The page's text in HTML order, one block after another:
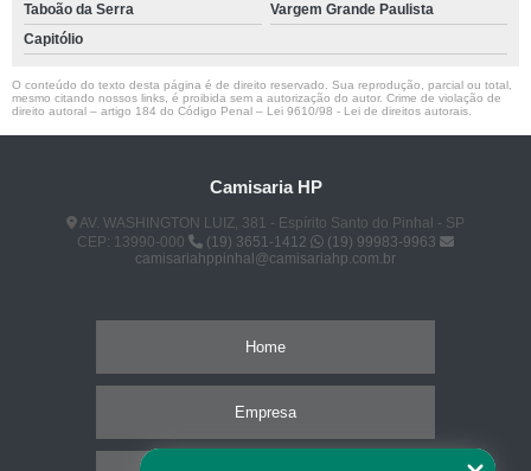
Taboão da Serra
Vargem Grande Paulista
Capitólio
O conteúdo do texto desta página é de direito reservado. Sua reprodução, parcial ou total,
mesmo citando nossos links, é proibida sem a autorização do autor. Crime de violação de
direito autoral – artigo 184 do Código Penal – Lei 9610/98 - Lei de direitos autorais
Camisaria HP
AV. WASHINGTON LUIZ, 381 - Espírito Santo do Pinhal - SP
CEP: 13990-000
(19) 3651-1412
(19) 99983-9963
camisariahppinhal@camisariahp.com.br
Home
Empresa